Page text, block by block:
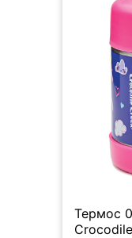
Термос